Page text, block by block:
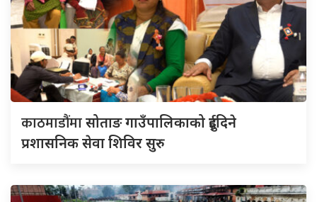
काठमाडौंमासोताङ गाउँपालिकाको दुईदिने
प्रशासनिक सेवा शिविर सुरु